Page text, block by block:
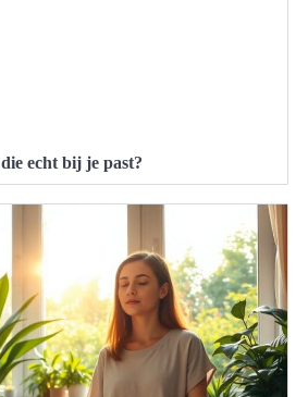
echt bij je past?